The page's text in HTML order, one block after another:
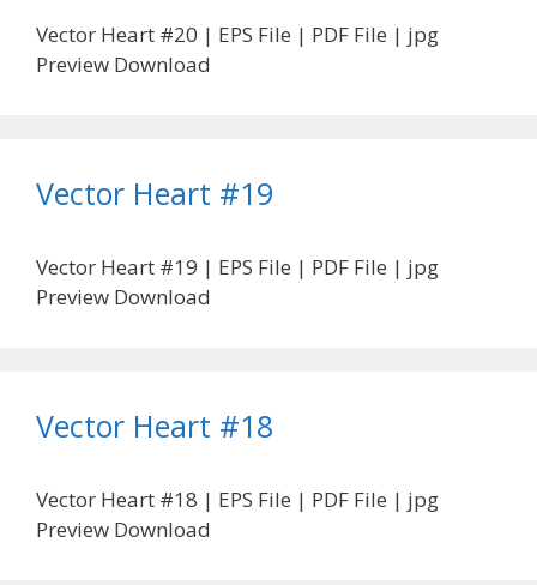
Vector Heart #20 | EPS File | PDF File | jpg
Preview Download
Vector Heart #19
Vector Heart #19 | EPS File | PDF File | jpg
Preview Download
Vector Heart #18
Vector Heart #18 | EPS File | PDF File | jpg
Preview Download